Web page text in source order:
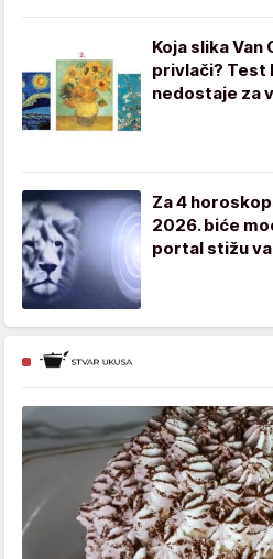
Koja slika Van
privlači? Test
nedostaje za
Za 4
2026. biće
portal stižu